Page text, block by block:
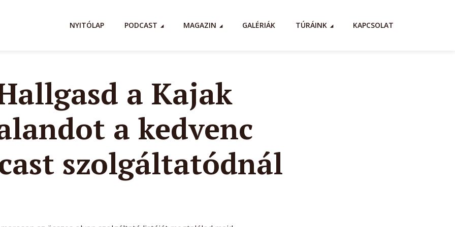
NYITÓLAP PODCAST MAGAZIN GALÉRIÁK TÚRÁINK KAPCSOLAT
a Kajak
a kedvenc
szolgáltatódnál